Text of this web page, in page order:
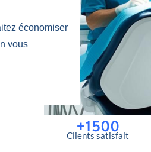
économiser
vous
+1500
Clients satisfait